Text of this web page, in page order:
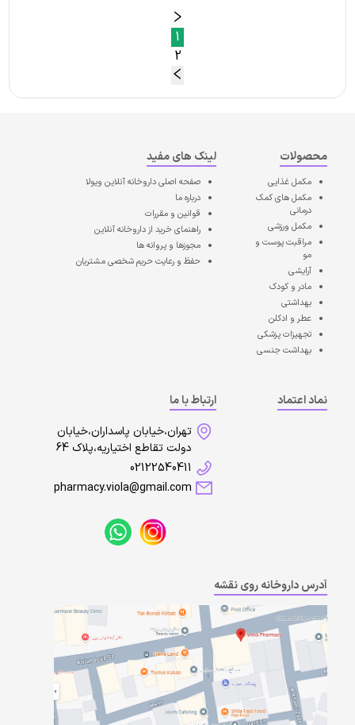
1
2
محصولات
مکمل غذایی
مکمل های کمک
درمانی
مکمل ورزشی
مراقبت پوست و
مو
آرایشی
مادر و کودک
بهداشتی
عطر و ادکلن
تجهیزات پزشکی
بهداشت جنسی
لینک های مفید
صفحه اصلیداروخانه آنلاین ویولا
درباره ما
قوانین و مقررات
راهنمای خرید از داروخانه آنلاین
مجوزها و پروانه ها
حفظ و رعایت حریم شخصی مشتریان
نماد اعتماد
ارتباط با ما
تهران،خیابان پاسداران،خیابان
دولت تقاطع اختیاریه،پلاک 64
02122540411
pharmacy.viola@gmail.com
آدرس داروخانه روی نقشه